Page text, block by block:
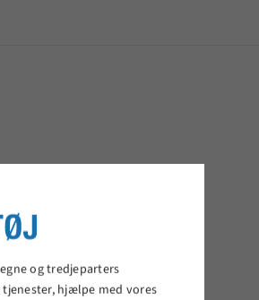
og tredjeparters
hjælpe med vores